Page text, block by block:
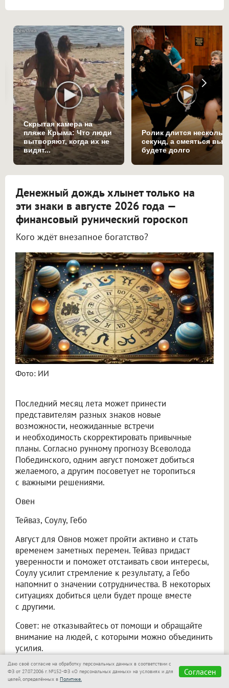
i
Скрытая камера на
пляже Крыма: Что люди
вытворяют, когда их не
видят...
Ролик длится
секунд, а смеяться вы
будете долго
Денежный дождь хлынет только на
эти знаки в августе 2026 года —
финансовый рунический гороскоп
Кого ждёт внезапное богатство?
Фото: ИИ
Последний месяц лета может принести
представителям разных знаков новые
возможности, неожиданные встречи
и необходимость скорректировать привычные
планы. Согласно рунному прогнозу Всеволода
Побединского, одним август поможет добиться
желаемого, а другим посоветует не торопиться
с важными решениями.
Овен
Тейваз, Соулу, Гебо
Август для Овнов может пройти активно и стать
временем заметных перемен. Тейваз придаст
уверенности и поможет отстаивать свои интересы,
Соулу усилит стремление к результату, а Гебо
напомнит о значении сотрудничества. В некоторых
ситуациях добиться цели будет проще вместе
с другими.
Совет: не отказывайтесь от помощи и обращайте
внимание на людей, с которыми можно объединить
усилия.
Телец
Даю своё согласие на обработку персональных данных в соответствии с
ФЗ от 27.07.2006 г. №152-ФЗ «О персональных данных» на условиях и для
целей, определённых в Политике.
Согласен